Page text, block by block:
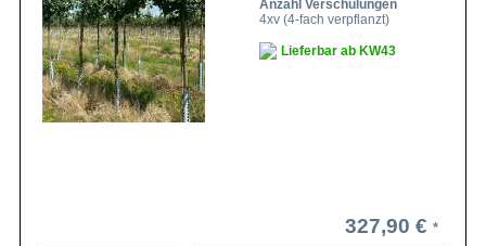
Anzahl Verschulungen
4xv (4-fach verpflanzt)
Lieferbar ab KW43
327,90 €